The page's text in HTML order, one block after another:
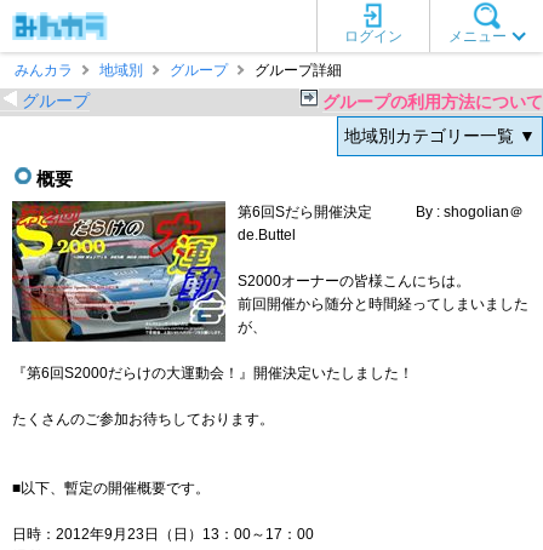
メニュー
ログイン
みんカラ
地域別 グループ グループ詳細
グループ
グループの利用方法について
地域別カテゴリー一覧 ▼
概要
第6回Sだら開催決定 By : shogolian＠
de.Buttel
S2000オーナーの皆様こんにちは。
前回開催から随分と時間経ってしまいました
が、
『第6回S2000だらけの大運動会！』開催決定いたしました！
たくさんのご参加お待ちしております。
■以下、暫定の開催概要です。
日時：2012年9月23日（日）13：00～17：00